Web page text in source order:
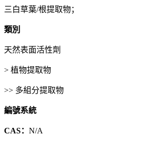
三白草葉/根提取物；
類別
天然表面活性劑
> 植物提取物
>> 多組分提取物
編號系統
CAS： N/A